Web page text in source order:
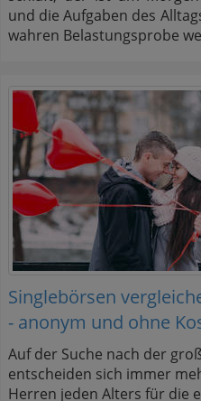
und die Aufgaben des
wahren Belastungsprobe
Singlebörsen
- anonym und ohne
Auf der Suche nach der
entscheiden sich immer
Herren jeden Alters für die